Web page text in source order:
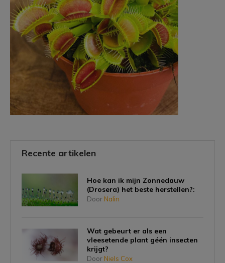
Recente artikelen
Hoe kan ik mijn Zonnedauw
(Drosera) het beste herstellen?:
Door Nalin
Wat gebeurt er als een
vleesetende plant géén insecten
krijgt?
Door Niels Cox